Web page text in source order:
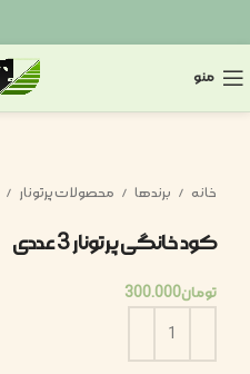
منو
خانه برندها محصولات پرتونار
کود خانگی پرتونار 3 عددی
تومان300.000